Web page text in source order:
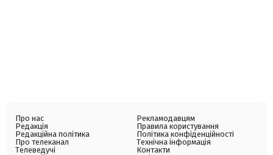
Про нас
Редакція
Редакційна політика
Про телеканал
Телеведучі
Рекламодавцям
Правила користування
Політика конфіденційності
Технічна інформація
Контакти